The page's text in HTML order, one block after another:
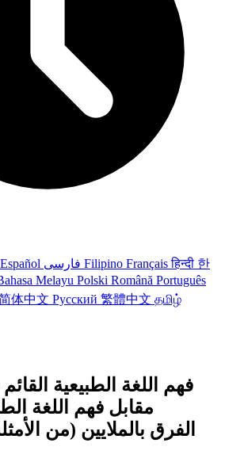
Español Filipino Françaisहिन्दी 한
Melayu Polski Română Português
体中文 Русский 繁體中文 தமிழ்
فهم اللغة الطبيعية
مقابل فهم اللغة